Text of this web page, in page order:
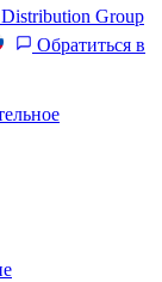
Group
Обратиться в